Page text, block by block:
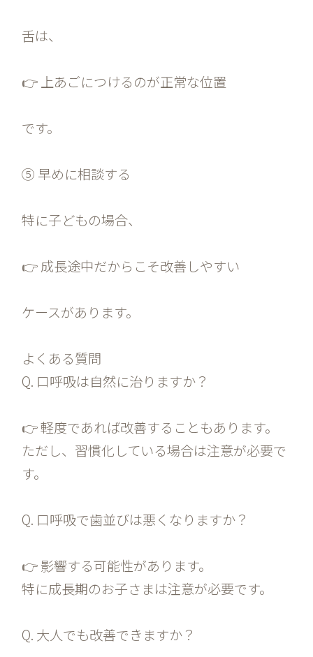
舌は、
👉 上あごにつけるのが正常な位置
です。
⑤ 早めに相談する
特に子どもの場合、
👉 成長途中だからこそ改善しやすい
ケースがあります。
よくある質問
Q. 口呼吸は自然に治りますか？
👉 軽度であれば改善することもあります。
ただし、習慣化している場合は注意が必要で
す。
Q. 口呼吸で歯並びは悪くなりますか？
👉 影響する可能性があります。
特に成長期のお子さまは注意が必要です。
Q. 大人でも改善できますか？